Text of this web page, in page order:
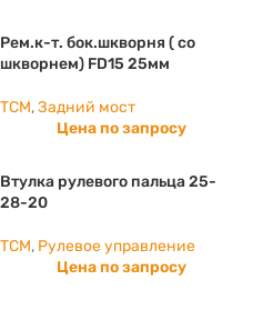
Рем.к-т. бок.шкворня ( со
шкворнем) FD15 25мм
TCM,Задний мост
Цена по запросу
Втулка рулевого пальца 25-
28-20
TCM, Рулевое управление
Цена по запросу